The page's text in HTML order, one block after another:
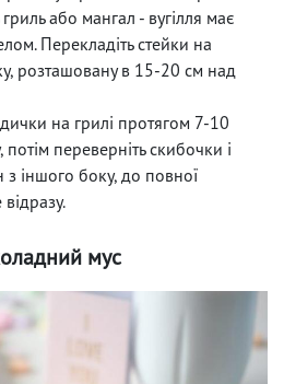
або мангал - вугілля має
Перекладіть стейки на
розташовану в 15-20 см над
на грилі протягом 7-10
переверніть скибочки і
іншого боку, до повної
мус